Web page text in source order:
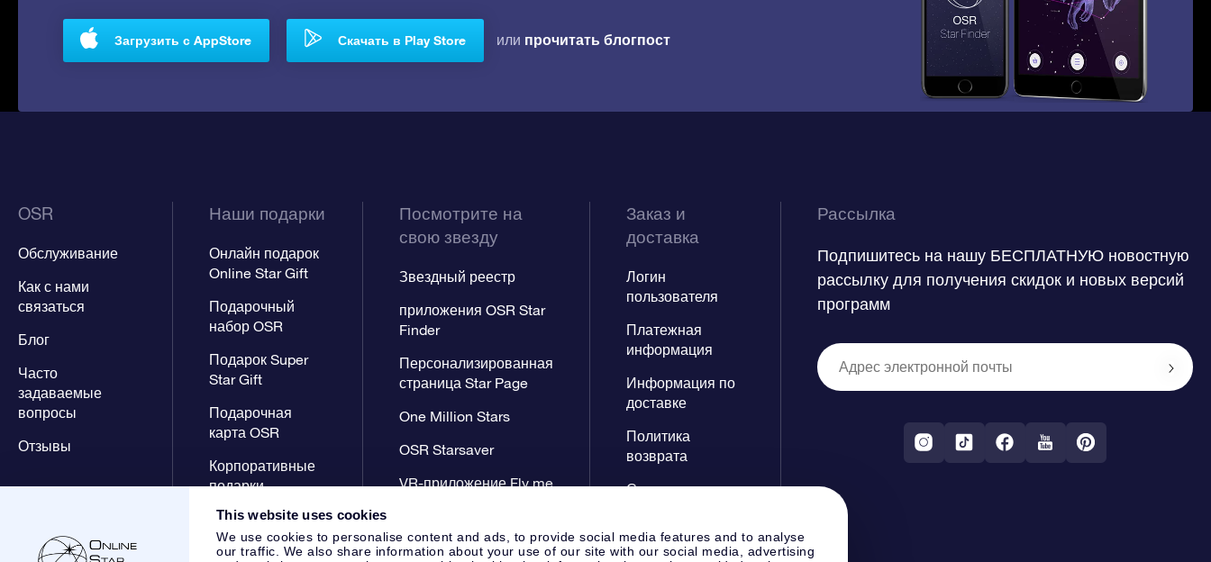
This website uses cookies
We use cookies to personalise content and ads, to provide social media features and to analyse
our traffic. We also share information about your use of our site with our social media, advertising
Загрузить с AppStore Скачать в Play Store или прочитать блогпост
OSR
Обслуживание
Как с нами
связаться
Блог
Часто
задаваемые
вопросы
Отзывы
Наши подарки
Онлайн подарок
Online Star Gift
Подарочный
набор OSR
Подарок Super
Star Gift
Подарочная
карта OSR
Корпоративные
подарки
Посмотрите на
свою звезду
Звездный реестр
приложения OSR Star
Finder
Персонализированная
страница Star Page
One Million Stars
OSR Starsaver
VR-приложение Fly me
Заказ и
доставка
Логин
пользователя
Платежная
информация
Информация по
доставке
Политика
возврата
Созвездиях
Рассылка
Подпишитесь на нашу БЕСПЛАТНУЮ новостную
рассылку для получения скидок и новых версий
программ